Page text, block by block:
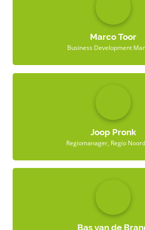
Marco Toor
Business Development
Joop Pronk
Regiomanager, Regio
Bas van de